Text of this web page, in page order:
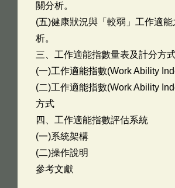
關分析。
(五)健康狀況與「較弱」工作適能
析。
三、工作適能指數量表及計分方式
(一)工作適能指數(Work Ability
(二)工作適能指數(Work Ability
方式
四、工作適能指數評估系統
(一)系統架構
(二)操作說明
參考文獻